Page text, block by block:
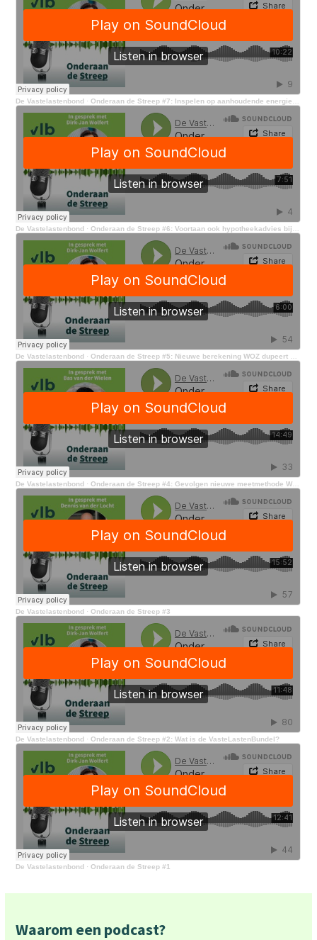
De Vastelastenbond ·Onderaan de Streep #7: Inspelen op aanhoudende energiecrisis
De Vastelastenbond ·Onderaan de Streep #6: Voortaan ook hypotheekadvies bij de Vastelastenbond
De Vastelastenbond ·Onderaan de Streep #5: Nieuwe berekening WOZ dupeert senioren
De Vastelastenbond ·Onderaan de Streep #4: Gevolgen nieuwe meetmethode WOZ
De Vastelastenbond ·Onderaan de Streep #3
De Vastelastenbond ·Onderaan de Streep #2: Wat is de VasteLastenBundel?
De Vastelastenbond ·Onderaan de Streep #1
Waarom een podcast?